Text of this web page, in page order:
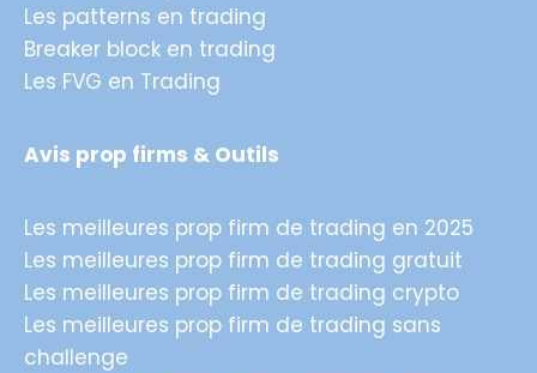
Les patterns en trading
Breaker block en trading
Les FVG en Trading
Avis prop firms & Outils
Les meilleures prop firm de trading en 2025
Les meilleures prop firm de trading gratuit
Les meilleures prop firm de trading crypto
Les meilleures prop firm de trading sans
challenge